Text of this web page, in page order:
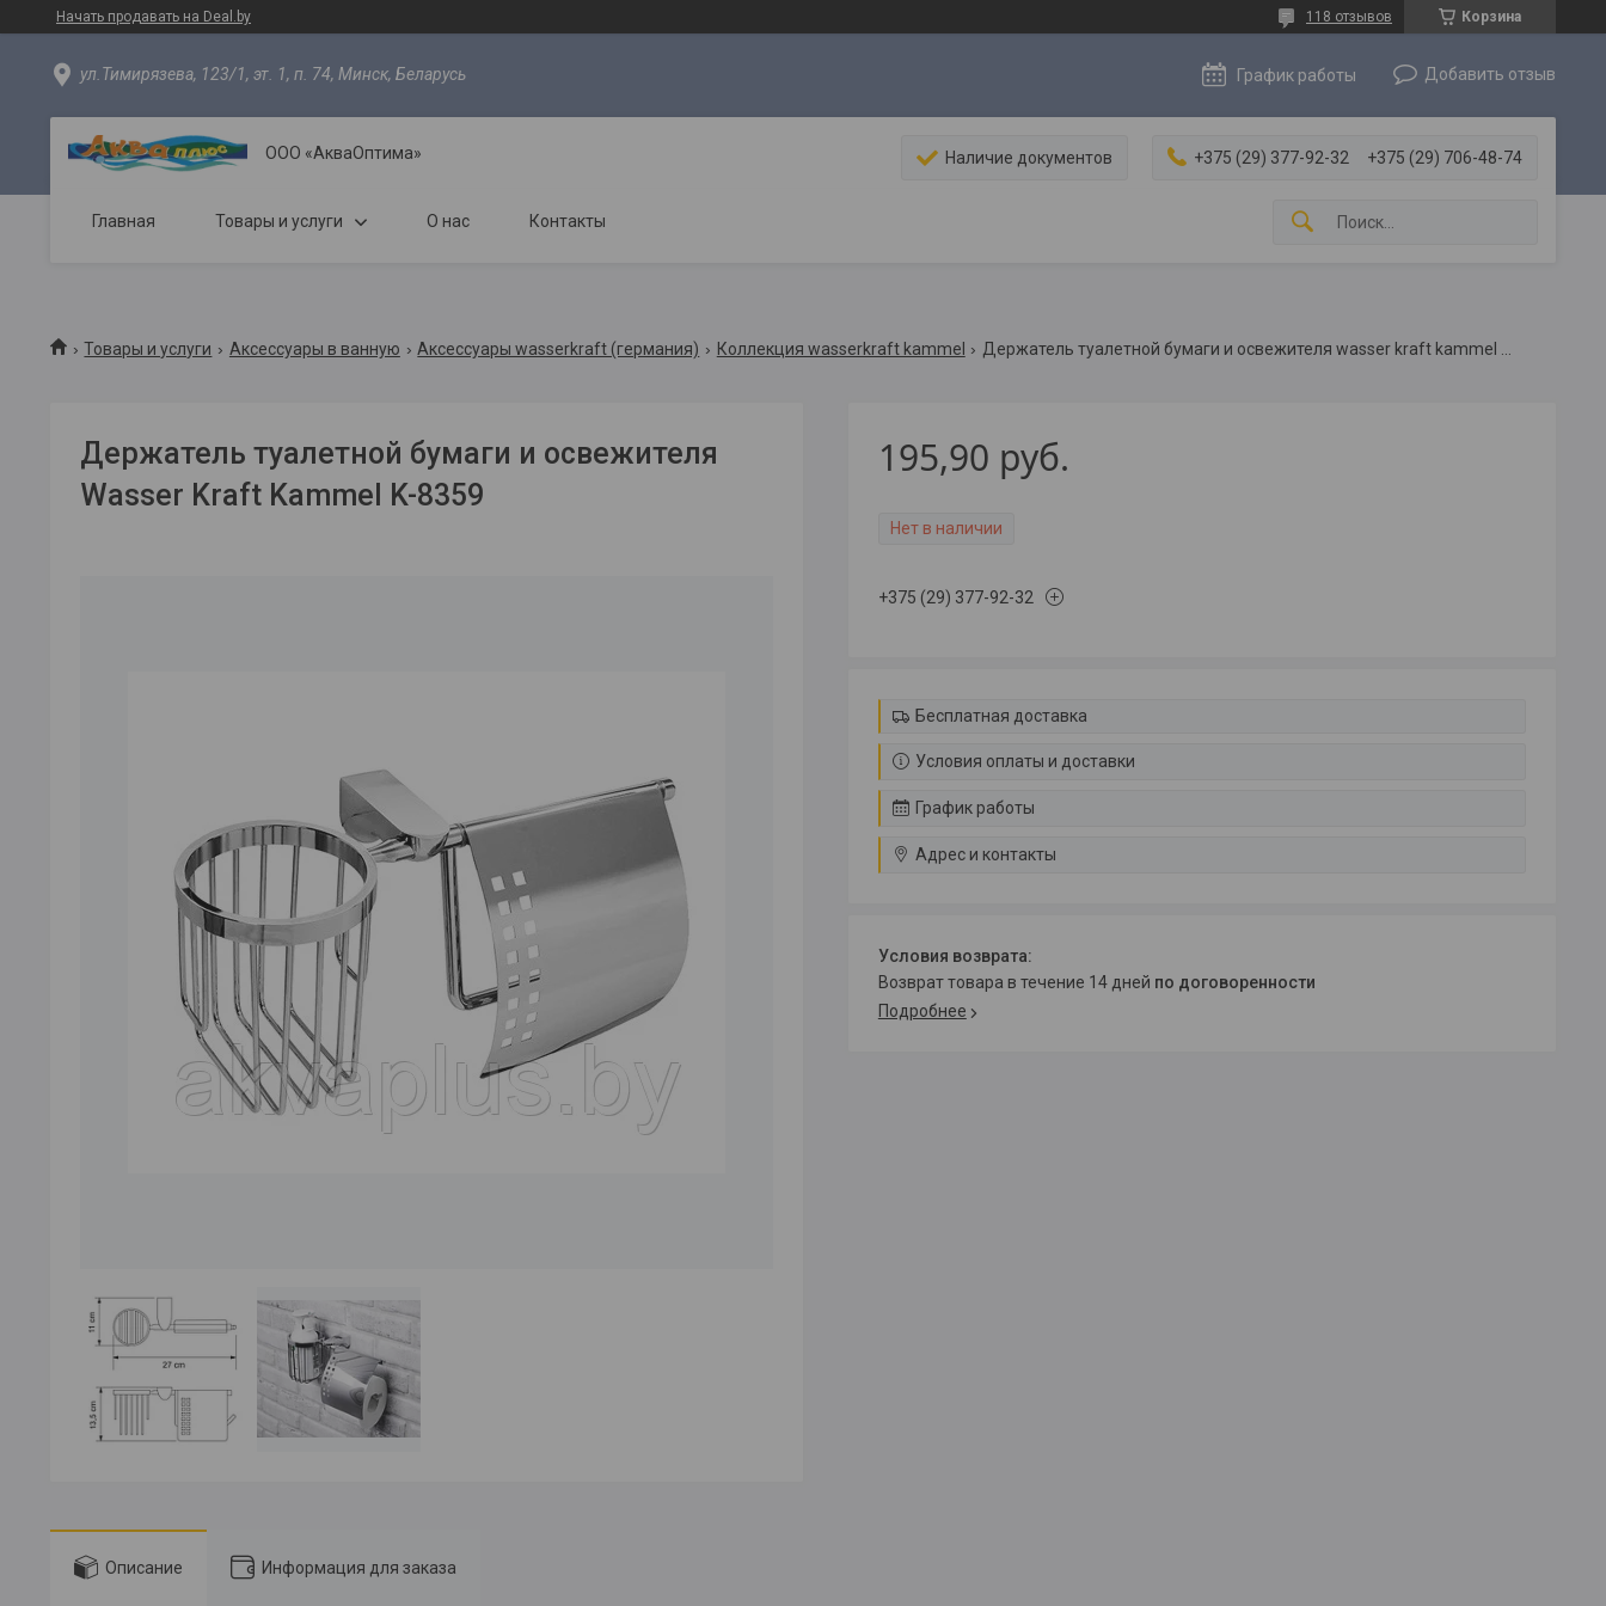
Начать продавать на Deal.by Корзина
118 отзывов
ул.Тимирязева, 123/1, эт. 1, п. 74, Минск, Беларусь График работы Добавить отзыв
ООО «АкваОптима» Наличие документов +375 (29) 377-92-32 +375 (29) 706-48-74
Главная Товары и услуги О нас Контакты
Товары и услуги Аксессуары в ванную Аксессуары wasserkraft (германия) Коллекция wasserkraft kammel
Держатель туалетной бумаги и освежителя
Wasser Kraft Kammel K-8359
195,90 руб.
Нет в наличии
+375 (29) 377-92-32
Бесплатная доставка
Условия оплаты и доставки
График работы
Адрес и контакты
возврат товара в течение 14 дней по договоренности
Подробнее
Описание Информация для заказа